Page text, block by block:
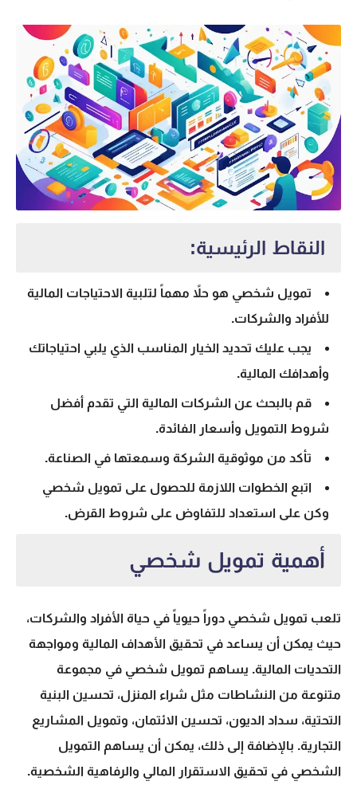
النقاط الرئيسية:
تمويل شخصي هو حلاً مهماً لتلبية الاحتياجات المالية
للأفراد والشركات.
يجب عليك تحديد الخيار المناسب الذي يلبي احتياجاتك
وأهدافك المالية.
قم بالبحث عن الشركات المالية التي تقدم أفضل
شروط التمويل وأسعار الفائدة.
تأكد من موثوقية الشركة وسمعتها في الصناعة.
اتبع الخطوات اللازمة للحصول على تمويل شخصي
وكن على استعداد للتفاوض على شروط القرض.
أهمية تمويل شخصي
تلعب تمويل شخصي دوراً حيوياً في حياة الأفراد والشركات،
حيث يمكن أن يساعد في تحقيق الأهداف المالية ومواجهة
التحديات المالية. يساهم تمويل شخصي في مجموعة
متنوعة من النشاطات مثل شراء المنزل، تحسين البنية
التحتية، سداد الديون، تحسين الائتمان، وتمويل المشاريع
التجارية. بالإضافة إلى ذلك، يمكن أن يساهم التمويل
الشخصي في تحقيق الاستقرار المالي والرفاهية الشخصية.